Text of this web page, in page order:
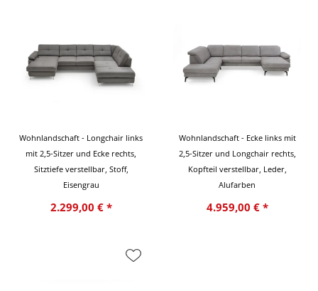
Wohnlandschaft - Longchair links
mit 2,5-Sitzer und Ecke rechts,
Sitztiefe verstellbar, Stoff,
Eisengrau
2.299,00 € *
Wohnlandschaft - Ecke links mit
2,5-Sitzer und Longchair rechts,
Kopfteil verstellbar, Leder,
Alufarben
4.959,00 € *